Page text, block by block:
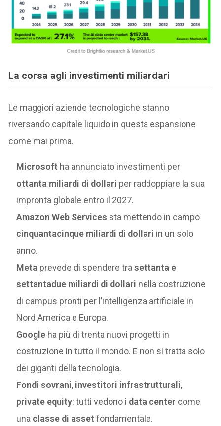
La corsa agli investimenti miliardari
Le maggiori aziende tecnologiche stanno
riversando capitale liquido in questa espansione
come mai prima.
Microsoft ha annunciato investimenti per
ottanta miliardi di dollari per raddoppiare la sua
impronta globale entro il 2027.
Amazon Web Services sta mettendo in campo
cinquantacinque miliardi di dollari in un solo
anno.
Meta prevede di spendere trasettanta e
settantadue miliardi di dollari nella costruzione
di campus pronti per l’intelligenza artificiale in
Nord America e Europa.
Google ha più di trenta nuovi progetti in
costruzione in tutto il mondo. E non si tratta solo
dei giganti della tecnologia.
Fondi sovrani, investitori infrastrutturali,
private equity: tutti vedono i data center come
una classe di asset fondamentale.